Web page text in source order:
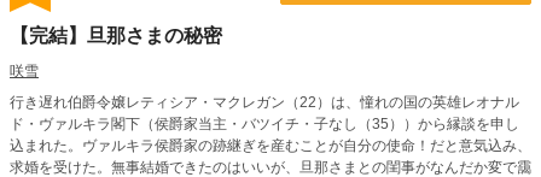
【完結】旦那さまの秘密
咲雪
行き遅れ伯爵令嬢レティシア・マクレガン（22）は、憧れの国の英雄レオナル
ド・ヴァルキラ閣下（侯爵家当主・バツイチ・子なし（35））から縁談を申し
込まれた。ヴァルキラ侯爵家の跡継ぎを産むことが自分の使命！だと意気込み、
求婚を受けた。無事結婚できたのはいいが、旦那さまとの閨事がなんだか変で靄